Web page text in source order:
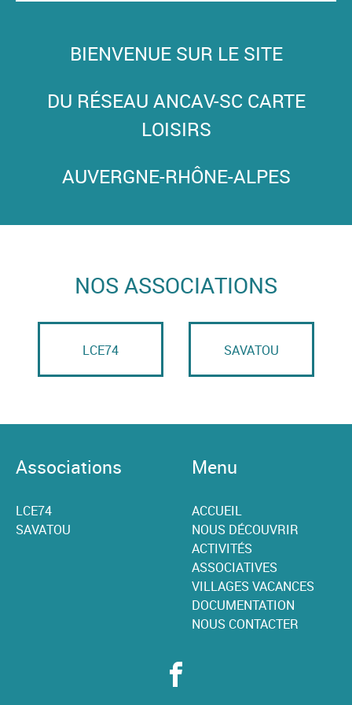
BIENVENUE SUR LE SITE
DU RÉSEAU ANCAV-SC CARTE
LOISIRS
AUVERGNE-RHÔNE-ALPES
NOS ASSOCIATIONS
LCE74 SAVATOU
Associations
LCE74
SAVATOU
Menu
ACCUEIL
NOUS DÉCOUVRIR
ACTIVITÉS
ASSOCIATIVES
VILLAGES VACANCES
DOCUMENTATION
NOUS CONTACTER